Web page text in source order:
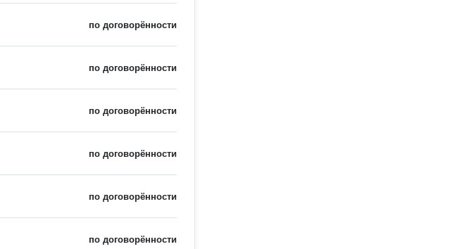
по договорённости
по договорённости
по договорённости
по договорённости
по договорённости
по договорённости